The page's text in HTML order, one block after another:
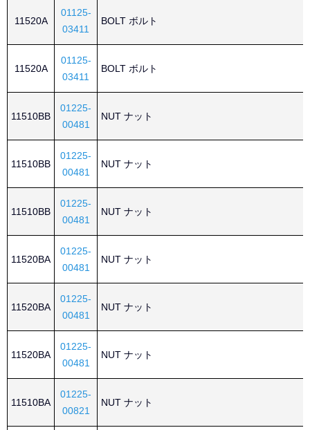
11520A
01125-
03411
BOLT ボルト
11520A
01125-
03411
BOLT ボルト
11510BB
01225-
00481
NUT ナット
11510BB
01225-
00481
NUT ナット
11510BB
01225-
00481
NUT ナット
11520BA
01225-
00481
NUT ナット
11520BA
01225-
00481
NUT ナット
11520BA
01225-
00481
NUT ナット
11510BA
01225-
00821
NUT ナット